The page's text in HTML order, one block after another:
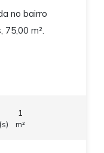
no bairro
75,00 m².
1
m²